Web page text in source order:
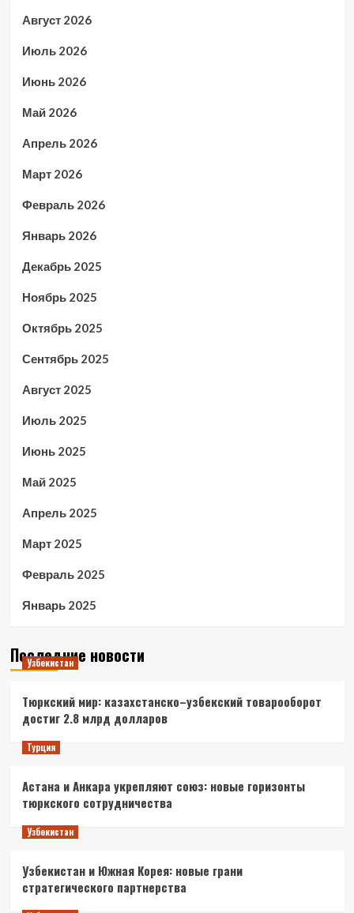
Август 2026
Июль 2026
Июнь 2026
Май 2026
Апрель 2026
Март 2026
Февраль 2026
Январь 2026
Декабрь 2025
Ноябрь 2025
Октябрь 2025
Сентябрь 2025
Август 2025
Июль 2025
Июнь 2025
Май 2025
Апрель 2025
Март 2025
Февраль 2025
Январь 2025
Последние новости
Узбекистан
Тюркский мир: казахстанско–узбекский товарооборот
достиг 2.8 млрд долларов
Турция
Астана и Анкара укрепляют союз: новые горизонты
тюркского сотрудничества
Узбекистан
Узбекистан и Южная Корея: новые грани
стратегического партнерства